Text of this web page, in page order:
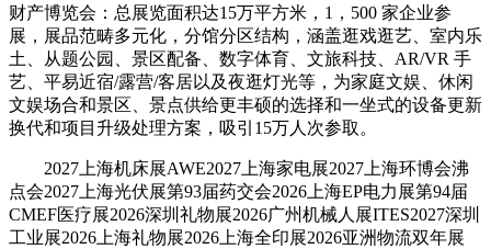
财产博览会：总展览面积达15万平方米，1，500 家企业参
展，展品范畴多元化，分馆分区结构，涵盖逛戏逛艺、室内乐
土、从题公园、景区配备、数字体育、文旅科技、AR/VR 手
艺、平易近宿/露营/客居以及夜逛灯光等，为家庭文娱、休闲
文娱场合和景区、景点供给更丰硕的选择和一坐式的设备更新
换代和项目升级处理方案，吸引15万人次参取。
2027上海机床展AWE2027上海家电展2027上海环博会沸
点会2027上海光伏展第93届药交会2026上海EP电力展第94届
CMEF医疗展2026深圳礼物展2026广州机械人展ITES2027深圳
工业展2026上海礼物展2026上海全印展2026亚洲物流双年展